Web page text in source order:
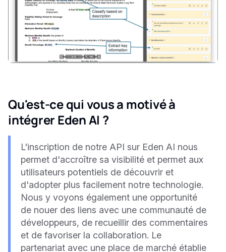
Qu'est-ce qui vous a motivé à
intégrer Eden AI ?
L'inscription de notre API sur Eden AI nous
permet d'accroître sa visibilité et permet aux
utilisateurs potentiels de découvrir et
d'adopter plus facilement notre technologie.
Nous y voyons également une opportunité
de nouer des liens avec une communauté de
développeurs, de recueillir des commentaires
et de favoriser la collaboration. Le
partenariat avec une place de marché établie